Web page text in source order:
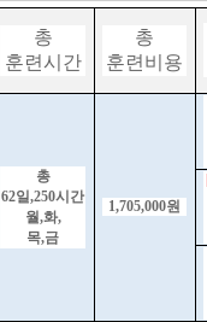
총
훈련시간
총
훈련비용
총
62일,250시간
월,화,
목,금
1,705,000원